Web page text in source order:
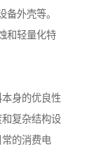
外壳等。
和轻量化特
身的优良性
复杂结构设
的消费电